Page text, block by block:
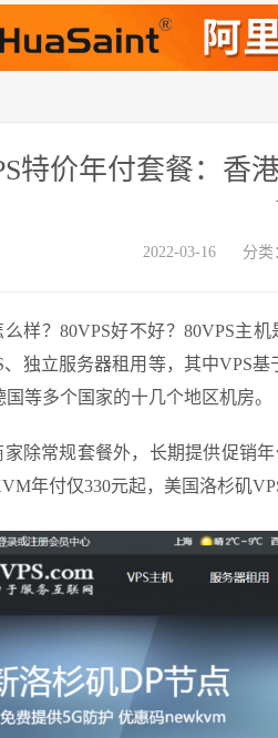
特价年付套餐：香
2022-03-16 分类
么样？80VPS好不好？80VPS主
、独立服务器租用等，其中VPS
国等多个国家的十几个地区机房。
家除常规套餐外，长期提供促销
年付仅330元起，美国洛杉矶